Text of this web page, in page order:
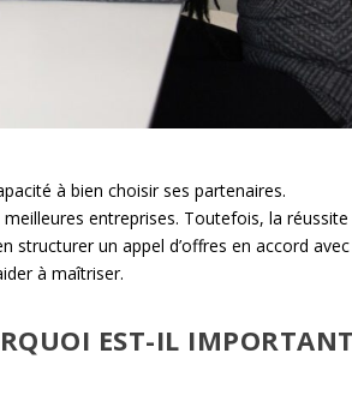
à bien choisir ses partenaires.
meilleures entreprises. Toutefois, la réussite
structurer un appel d’offres en accord avec
à maîtriser.
EST-IL